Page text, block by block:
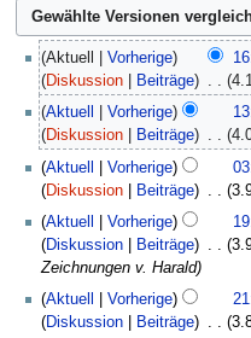
Juni
2026
Aktuell Vorherige
Diskussion
Beiträge
4.
Dezember
2024
Aktuell Vorherige
Diskussion
Beiträge
K
e
n
e
B
e
a
Dezember
2023
Aktuell Vorherige
Diskussion
Beiträge
Juni
2021
Aktuell Vorherige
Diskussion
Beiträge
Zeichnungen v. Harald
März
Aktuell Vorherige
Diskussion
Beiträge